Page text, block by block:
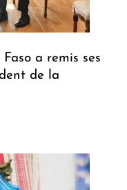
a remis ses
de la